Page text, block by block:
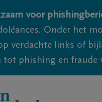
voor
Onder het
verdachte links of
tot phishing en